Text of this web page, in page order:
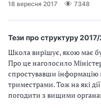
18 вересня 2017 7348
Тези про структуру
Школа вирішує, якою має
Про це наголосило
спростувавши інформацію
триместрами. Тож на які
погодити з вищими